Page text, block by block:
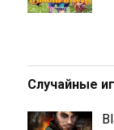
Случайные